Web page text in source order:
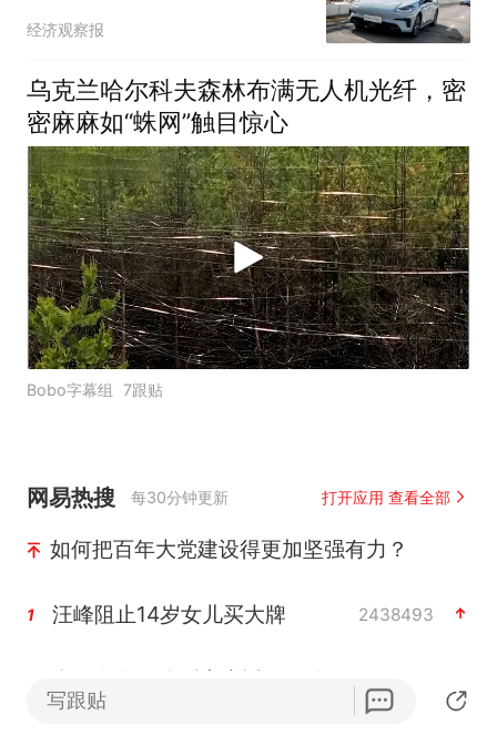
经济观察报
乌克兰哈尔科夫森林布满无人机光纤，密
密麻麻如“蛛网”触目惊心
Bobo字幕组 7跟贴
网易热搜 每30分钟更新 打开应用 查看全部
如何把百年大党建设得更加坚强有力？
1 汪峰阻止14岁女儿买大牌 2438493
写跟贴